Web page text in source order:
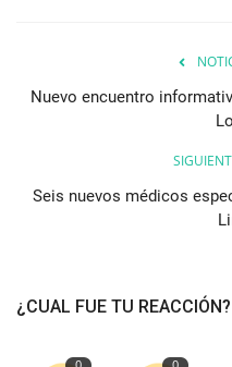
Nuevo encuentro
Seis nuevos médicos
¿CUAL FUE TU REACCIÓN?